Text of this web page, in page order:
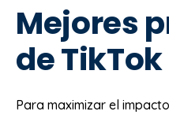
Mejores
de
Para maximizar el